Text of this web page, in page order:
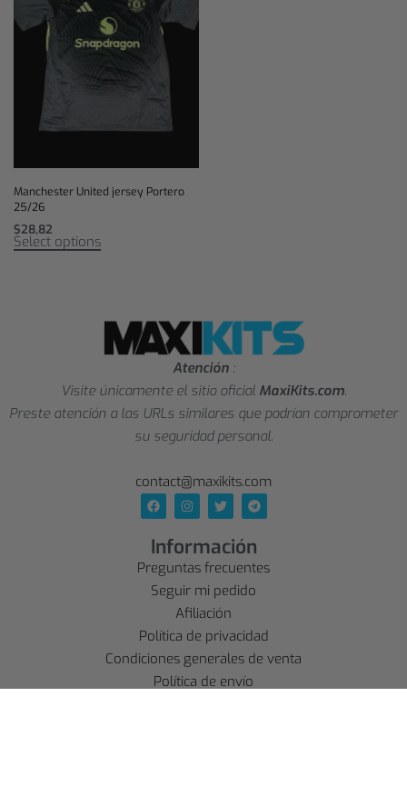
Manchester United jersey Portero
25/26
$28,82
Select options
Atención :
Visite únicamente el sitio oficial MaxiKits.com.
Preste atención a las URLs similares que podrían comprometer
su seguridad personal.
contact@maxikits.com
Información
Preguntas frecuentes
Seguir mi pedido
Afiliación
Política de privacidad
Condiciones generales de venta
Política de envío